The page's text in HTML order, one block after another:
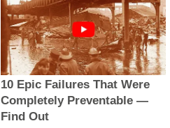
10 Epic Failures That Were
Completely Preventable —
Find Out